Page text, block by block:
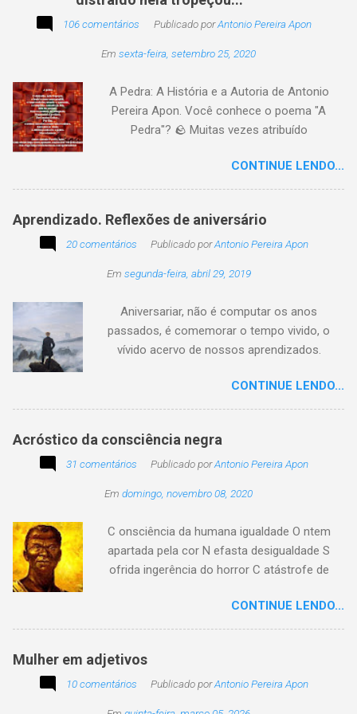
imagem postada a cada quinzena. Acima, a
participação na segunda edição dessa
encantando . Segue a sós o caminhante,
itinerante pensador, sob o céu, sobre o
caminho, toca a vida a caminhar. Vem de
não tarda, não demora,
106 comentários Publicado porAntonio Pereira Apon
Em sexta-feira, setembro 25, 2020
A Pedra: A História e a Autoria de Antonio
Pereira Apon. Você conhece o poema "A
Pedra"? 🪨 Muitas vezes atribuído
é, na verdade, de autoria de Antonio Pereira
Apon, publicado pela primeira vez em 1999 no
utilidade de um objeto depende da perspectiva
de quem o usa. Se você encontrar este texto
creditado a outros nomes, ajude-nos a
compartilhando o crédito correto.
CONTINUE LENDO...
Aprendizado. Reflexões de aniversário
20 comentários Publicado porAntonio Pereira Apon
Em segunda-feira, abril 29, 2019
Aniversariar, não é computar os anos
passados, é comemorar o tempo vivido, o
vívido acervo de nossos aprendizados.
existir. Há quem simplesmente assista o tempo
e a vida passarem. Mas, há também quem
apenas passe alheio a tudo, tem quem aprenda
com o passar... Eu tenho aprendido:
CONTINUE LENDO...
Acróstico da consciência negra
31 comentários Publicado porAntonio Pereira Apon
Em domingo, novembro 08, 2020
C onsciência da humana igualdade O ntem
apartada pela cor N efasta desigualdade S
ofrida ingerência do horror C atástrofe de
tempo o preito N egritude sempre linda C ultura
multicolor I rmanados na cidadania A gentes
CONTINUE LENDO...
Mulher em adjetivos
10 comentários Publicado porAntonio Pereira Apon